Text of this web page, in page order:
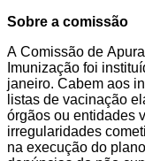
Sobre a comissão
A Comissão de
Imunização foi
janeiro. Cabem aos
listas de vacinação
órgãos ou entidades
irregularidades
na execução do